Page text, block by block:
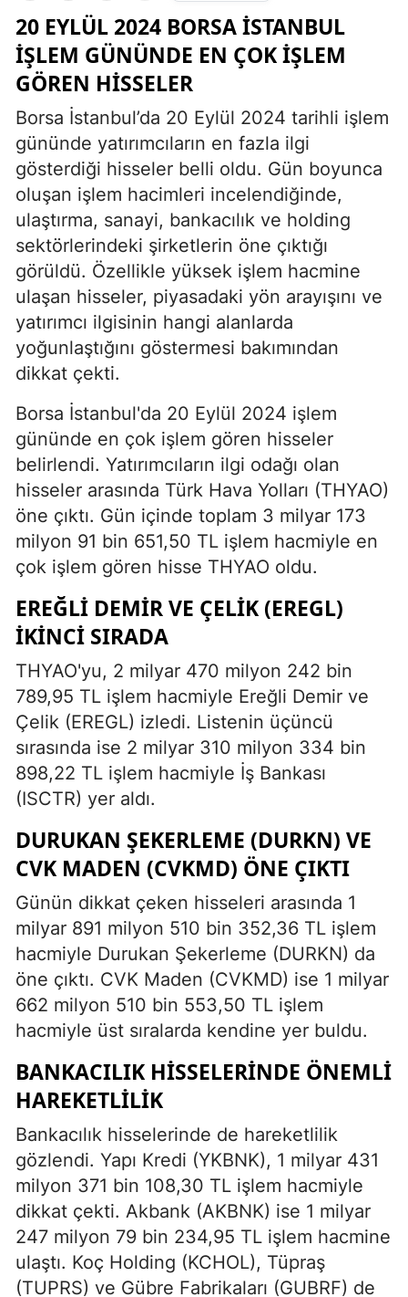
20 EYLÜL 2024 BORSA İSTANBUL
İŞLEM GÜNÜNDE EN ÇOK İŞLEM
GÖREN HISSELER
Borsa İstanbul’da 20 Eylül 2024 tarihli işlem
gününde yatırımcıların en fazla ilgi
gösterdiği hisseler belli oldu. Gün boyunca
oluşan işlem hacimleri incelendiğinde,
ulaştırma, sanayi, bankacılık ve holding
sektörlerindeki şirketlerin öne çıktığı
görüldü. Özellikle yüksek işlem hacmine
ulaşan hisseler, piyasadaki yön arayışını ve
yatırımcı ilgisinin hangi alanlarda
yoğunlaştığını göstermesi bakımından
dikkat çekti.
Borsa İstanbul'da 20 Eylül 2024 işlem
gününde en çok işlem gören hisseler
belirlendi. Yatırımcıların ilgi odağı olan
hisseler arasında Türk Hava Yolları (THYAO)
öne çıktı. Gün içinde toplam 3 milyar 173
milyon 91 bin 651,50 TL işlem hacmiyle en
çok işlem gören hisse THYAO oldu.
EREĞLI DEMIR VE ÇELIK (EREGL)
İKINCI SIRADA
THYAO'yu, 2 milyar 470 milyon 242 bin
789,95 TL işlem hacmiyle Ereğli Demir ve
Çelik (EREGL) izledi. Listenin üçüncü
sırasında ise 2 milyar 310 milyon 334 bin
898,22 TL işlem hacmiyle İş Bankası
(ISCTR) yer aldı.
DURUKAN ŞEKERLEME (DURKN) VE
CVK MADEN (CVKMD) ÖNE ÇIKTI
Günün dikkat çeken hisseleri arasında 1
milyar 891 milyon 510 bin 352,36 TL işlem
hacmiyle Durukan Şekerleme (DURKN) da
öne çıktı. CVK Maden (CVKMD) ise 1 milyar
662 milyon 510 bin 553,50 TL işlem
hacmiyle üst sıralarda kendine yer buldu.
BANKACILIK HISSELERINDE ÖNEMLI
HAREKETLILIK
Bankacılık hisselerinde de hareketlilik
gözlendi. Yapı Kredi (YKBNK), 1 milyar 431
milyon 371 bin 108,30 TL işlem hacmiyle
dikkat çekti. Akbank (AKBNK) ise 1 milyar
247 milyon 79 bin 234,95 TL işlem hacmine
ulaştı. Koç Holding (KCHOL), Tüpraş
(TUPRS) ve Gübre Fabrikaları (GUBRF) de